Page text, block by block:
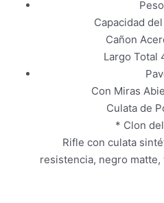
Capacidad
Cañon
Largo Total
Con Miras
Culata de
* Clon
Rifle con culata
resistencia, negro